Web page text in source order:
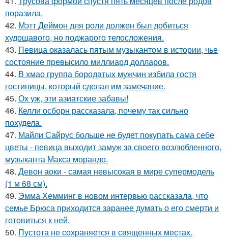
поразила.
42. Мэтт Деймон для роли должен был добиться
худощавого, но поджарого телосложения.
43. Певица оказалась пятым музыкантом в истории, чье
состояние превысило миллиард долларов.
44. В хмао группа бородатых мужчин избила гостя
гостиницы, который сделал им замечание.
45. Ох уж, эти азиатские забавы!
46. Келли осборн рассказала, почему так сильно
похудела.
47. Майли Сайрус больше не будет покупать сама себе
цветы - певица выходит замуж за своего возлюбленного,
музыканта Макса морандо.
48. Девон аоки - самая невысокая в мире супермодель
(1 м 68 см).
49. Эмма Хемминг в новом интервью рассказала, что
семье Брюса приходится заранее думать о его смерти и
готовиться к ней.
50. Пустота не сохраняется в священных местах.